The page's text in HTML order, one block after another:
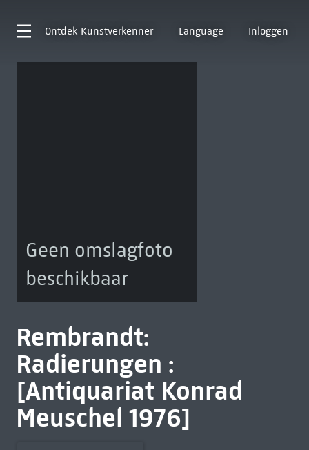
Ontdek Kunstverkenner Language Inloggen
Geen omslagfoto
beschikbaar
Rembrandt:
Radierungen :
[Antiquariat Konrad
Meuschel 1976]